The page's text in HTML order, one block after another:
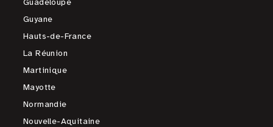
Guadeloupe
Guyane
Hauts-de-France
La Réunion
Martinique
Mayotte
Normandie
Nouvelle-Aquitaine